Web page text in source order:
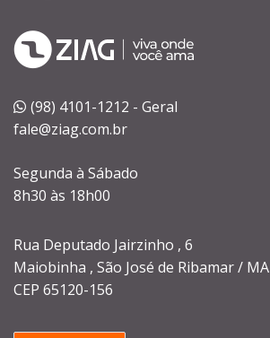
(98) 4101-1212 - Geral
fale@ziag.com.br
Segunda à Sábado
8h30 às 18h00
Rua Deputado Jairzinho , 6
Maiobinha , São José de Ribamar / MA
CEP 65120-156